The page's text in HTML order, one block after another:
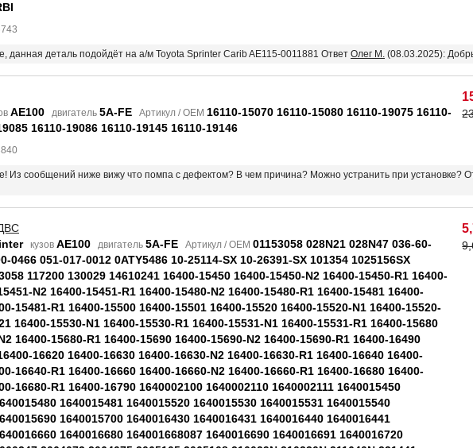
данная деталь подойдёт на а/м Toyota Sprinter Carib AE115-0011881 Ответ Олег М. (08.03.2025):
AE100 двигатель 5A-FE Артикул / OEM 16110-15070 16110-15080 16110-19075 16110-
16110-19086 16110-19145 16110-19146
Из сообщений ниже вижу что помпа с дефектом? В чем причина? Можно устранить при установке?
кузов AE100 двигатель 5A-FE Артикул / OEM 01153058 028N21 028N47 036-60-
0466 051-017-0012 0ATY5486 10-25114-SX 10-26391-SX 101354 1025156SX
117200 130029 14610241 16400-15450 16400-15450-N2 16400-15450-R1 16400-
N2 16400-15451-R1 16400-15480-N2 16400-15480-R1 16400-15481 16400-
15481-R1 16400-15500 16400-15501 16400-15520 16400-15520-N1 16400-15520-
16400-15530-N1 16400-15530-R1 16400-15531-N1 16400-15531-R1 16400-15680
16400-15680-R1 16400-15690 16400-15690-N2 16400-15690-R1 16400-16490
16620 16400-16630 16400-16630-N2 16400-16630-R1 16400-16640 16400-
16640-R1 16400-16660 16400-16660-N2 16400-16660-R1 16400-16680 16400-
16680-R1 16400-16790 1640002100 1640002110 1640002111 1640015450
1640015481 1640015520 1640015530 1640015531 1640015540
1640015700 1640016430 1640016431 1640016440 1640016441
1640016680 164001668087 1640016690 1640016691 1640016720